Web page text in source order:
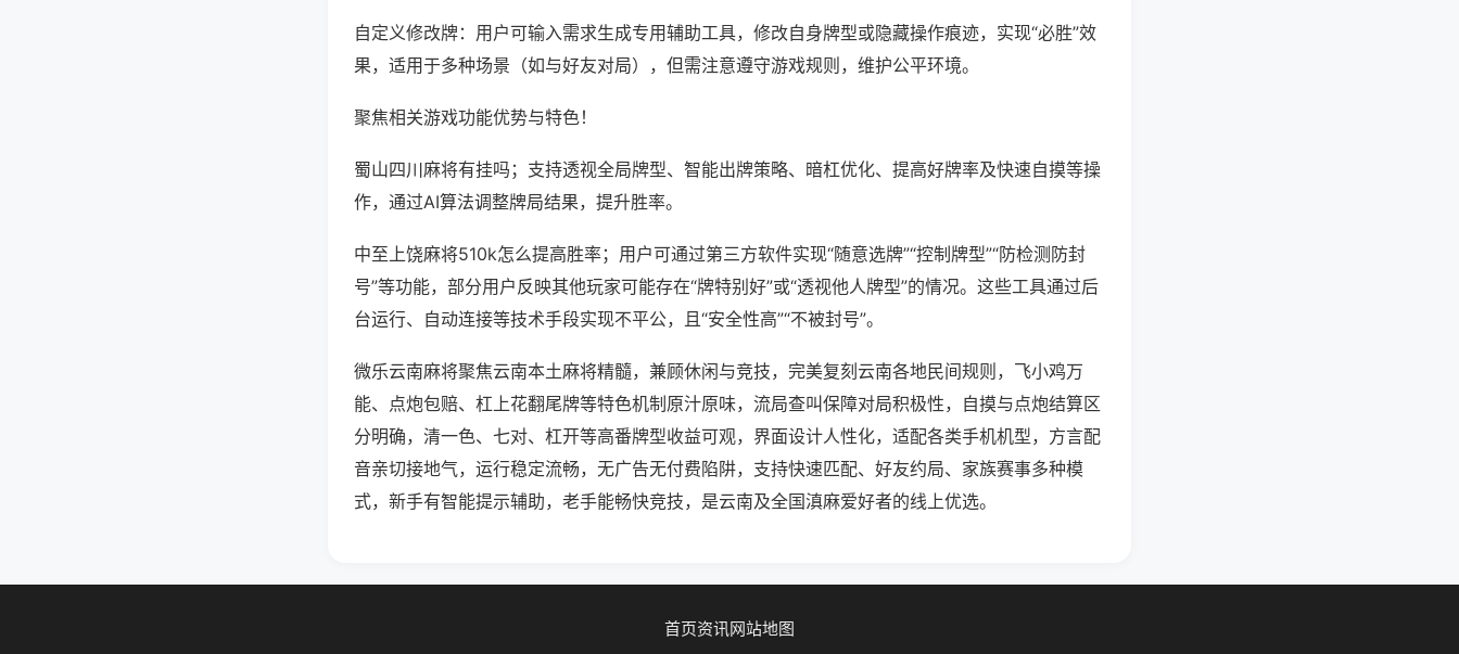
自定义修改牌：用户可输入需求生成专用辅助工具，修改自身牌型或隐藏操作痕迹，实现“必胜”效
果，适用于多种场景（如与好友对局），但需注意遵守游戏规则，维护公平环境。
聚焦相关游戏功能优势与特色！
蜀山四川麻将有挂吗；支持透视全局牌型、智能出牌策略、暗杠优化、提高好牌率及快速自摸等操
作，通过AI算法调整牌局结果，提升胜率。
中至上饶麻将510k怎么提高胜率；用户可通过第三方软件实现“随意选牌”“控制牌型”“防检测防封
号”等功能，部分用户反映其他玩家可能存在“牌特别好”或“透视他人牌型”的情况。这些工具通过后
台运行、自动连接等技术手段实现不平公，且“安全性高”“不被封号”。
微乐云南麻将聚焦云南本土麻将精髓，兼顾休闲与竞技，完美复刻云南各地民间规则，飞小鸡万
能、点炮包赔、杠上花翻尾牌等特色机制原汁原味，流局查叫保障对局积极性，自摸与点炮结算区
分明确，清一色、七对、杠开等高番牌型收益可观，界面设计人性化，适配各类手机机型，方言配
音亲切接地气，运行稳定流畅，无广告无付费陷阱，支持快速匹配、好友约局、家族赛事多种模
式，新手有智能提示辅助，老手能畅快竞技，是云南及全国滇麻爱好者的线上优选。
首页资讯网站地图